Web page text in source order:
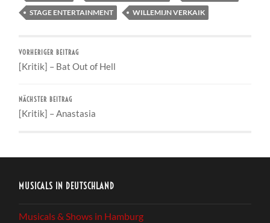
STAGE ENTERTAINMENT
WILLEMIJN VERKAIK
VORHERIGER BEITRAG
[Kritik] – Bat Out of Hell
NÄCHSTER BEITRAG
[Kritik] – Anastasia
MUSICALS IN DEUTSCHLAND
Musicals & Shows in Hamburg